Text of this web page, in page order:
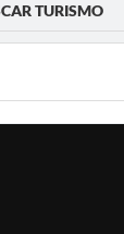
TURISMO